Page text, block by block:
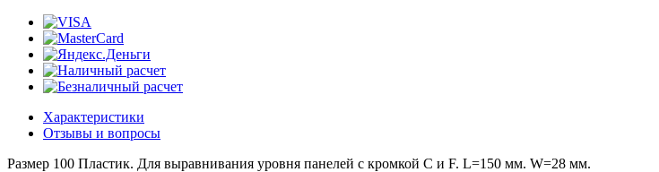
Характеристики
Отзывы и вопросы
Размер 100 Пластик. Для выравнивания уровня панелей с кромкой C и F. L=150 мм. W=28 мм.